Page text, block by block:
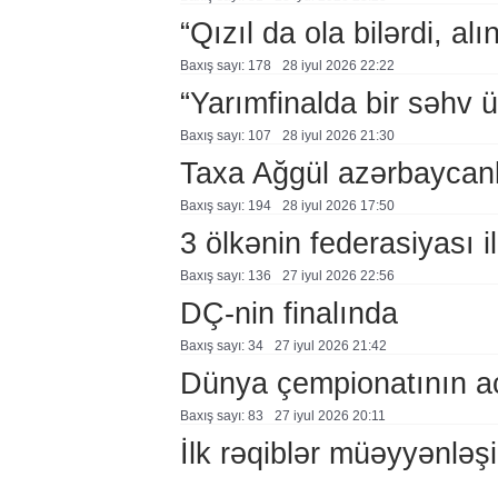
“Qızıl da ola bilərdi,
Baxış sayı: 178 28 i̇yul 2026 22:22
“Yarımfinalda bir səhv
Baxış sayı: 107 28 i̇yul 2026 21:30
Taxa Ağgül
Baxış sayı: 194 28 i̇yul 2026 17:50
3 ölkənin federasiyası
Baxış sayı: 136 27 i̇yul 2026 22:56
DÇ-nin finalında
Baxış sayı: 34 27 i̇yul 2026 21:42
Dünya çempionatının
Baxış sayı: 83 27 i̇yul 2026 20:11
İlk rəqiblər